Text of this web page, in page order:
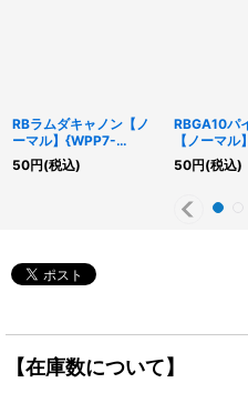
RBラムダキャノン【ノ
ーマル】{WPP7-
JP015}《モンスター》
50円(税込)
RBGA10パ
【ノーマ
JP017}《モ
50円(税込)
【在庫数について】